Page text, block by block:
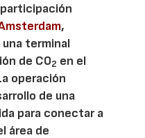
,
terminal
de CO2 en el
operación
de una
para conectar a
área de